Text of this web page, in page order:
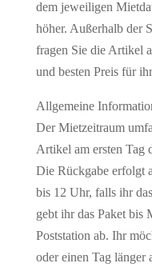
dem jeweiligen
höher. Außerhalb der
fragen Sie die Artikel
und besten Preis für
Allgemeine
Der Mietzeitraum
Artikel am ersten Tag
Die Rückgabe erfolgt
bis 12 Uhr, falls ihr
gebt ihr das Paket bis
Poststation ab. Ihr
oder einen Tag länger